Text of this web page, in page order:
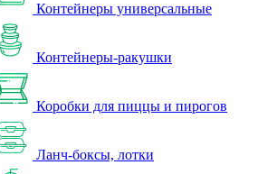
Контейнеры универсальные
Контейнеры-ракушки
Коробки для пиццы и пирогов
Ланч-боксы, лотки